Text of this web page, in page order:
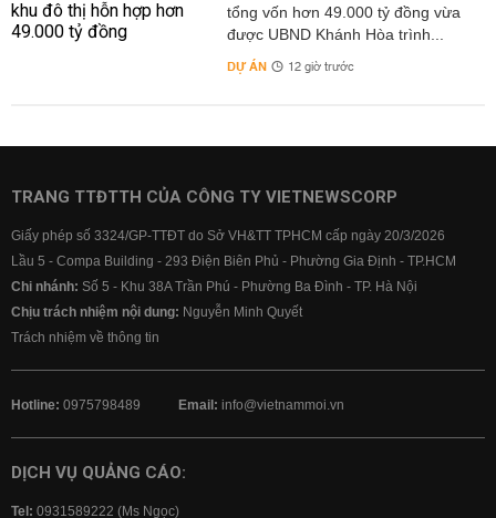
tổng vốn hơn 49.000 tỷ đồng vừa
được UBND Khánh Hòa trình...
DỰ ÁN 12 giờ trước
TRANG TTĐTTH CỦA CÔNG TY VIETNEWSCORP
Giấy phép số 3324/GP-TTĐT do Sở VH&TT TPHCM cấp ngày 20/3/2026
Lầu 5 - Compa Building - 293 Điện Biên Phủ - Phường Gia Định - TP.HCM
Chi nhánh: Số 5 - Khu 38A Trần Phú - Phường Ba Đình - TP. Hà Nội
Chịu trách nhiệm nội dung: Nguyễn Minh Quyết
Trách nhiệm về thông tin
Hotline: 0975798489 Email: info@vietnammoi.vn
DỊCH VỤ QUẢNG CÁO:
Tel: 0931589222 (Ms Ngọc)